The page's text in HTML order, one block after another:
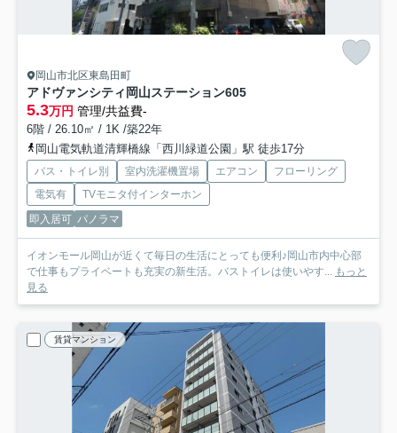
岡山市北区東島田町
アドヴァンシティ岡山ステーション605
5.3万円 管理/共益費-
6階 / 26.10㎡ / 1K /築22年
岡山電気軌道清輝橋線「西川緑道公園」駅 徒歩17分
バス・トイレ別 室内洗濯機置場 エアコン
フローリング
電気有
TVモニタ付インターホン
即入居可 パノラマ
イオンモール岡山が近くて毎日の生活にとっても便利♪岡山市内中心部
で仕事もプライベートも充実の新生活。バストイレは使いやす... もっと
見る
賃貸マンション